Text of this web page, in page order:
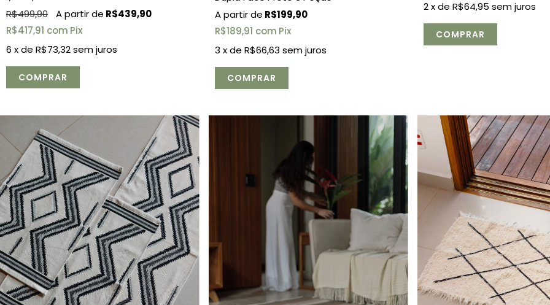
R$499,90
R$439,90
R$417,91 com Pix
6 x de R$73,32sem juros
R$199,90
R$189,91 com Pix
3 x de R$66,63 sem juros
2 x de R$64,95 sem juros